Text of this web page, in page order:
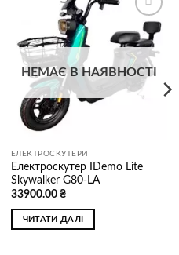
₴.
Додати
до
списку
бажань
НЕМАЄ В НАЯВНОСТІ
ЕЛЕКТРОСКУТЕРИ
Електроскутер IDemo Lite
Skywalker G80-LA
33900.00 ₴
ЧИТАТИ ДАЛІ